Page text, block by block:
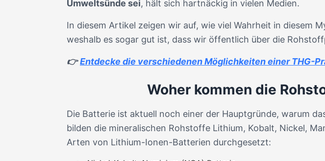
Umweltsünde sei, hält sich hartnäckig in vielen Medien.
In diesem Artikel zeigen wir auf, wie viel Wahrheit in diesem
weshalb es sogar gut ist, dass wir öffentlich über die
👉 Entdecke die verschiedenen Möglichkeiten einer THG-
Woher kommen die
Die Batterie ist aktuell noch einer der Hauptgründe, warum
bilden die mineralischen Rohstoffe Lithium, Kobalt, Nickel,
Arten von Lithium-Ionen-Batterien durchgesetzt: